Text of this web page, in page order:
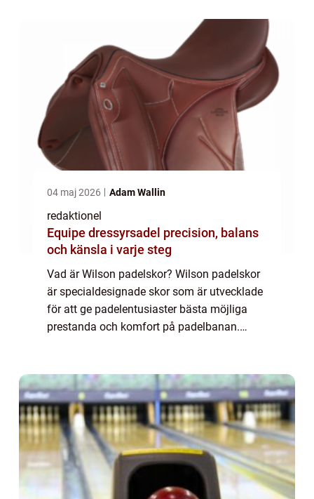
04 maj 2026 Adam Wallin
redaktionel
Equipe dressyrsadel precision, balans
och känsla i varje steg
Vad är Wilson padelskor? Wilson padelskor
är specialdesignade skor som är utvecklade
för att ge padelentusiaster bästa möjliga
prestanda och komfort på padelbanan.
oc...